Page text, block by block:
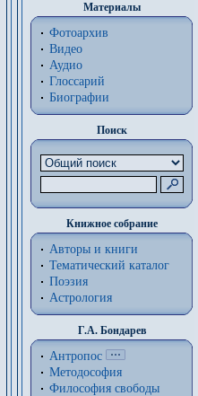
Материалы
Фотоархив
Видео
Аудио
Глоссарий
Биографии
Поиск
Книжное собрание
Авторы и книги
Тематический каталог
Поэзия
Астрология
Г.А. Бондарев
Антропос
Методософия
Философия cвободы